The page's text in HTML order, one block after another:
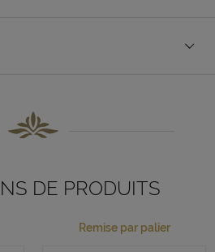
DE PRODUITS
Remise par palier